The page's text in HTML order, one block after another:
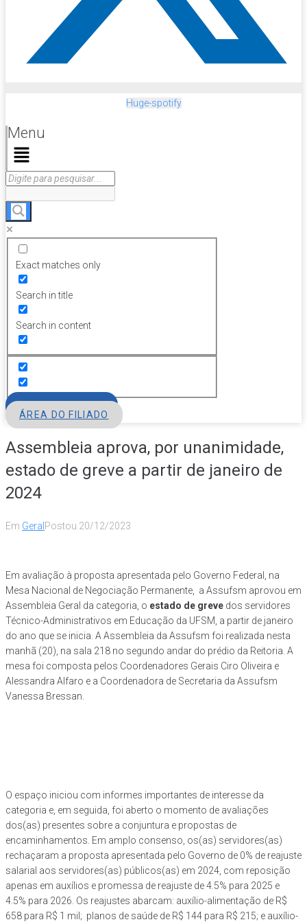
Huge-spotify
Menu
Exact matches only
Search in title
Search in content
ÁREA DO FILIADO
Assembleia aprova, por unanimidade,
estado de greve a partir de janeiro de
2024
Em GeralPostou 20/12/2023
Em avaliação à proposta apresentada pelo Governo Federal, na
Mesa Nacional de Negociação Permanente, a Assufsm aprovou em
Assembleia Geral da categoria, o estado de greve dos servidores
Técnico-Administrativos em Educação da UFSM, a partir de janeiro
do ano que se inicia. A Assembleia da Assufsm foi realizada nesta
manhã (20), na sala 218 no segundo andar do prédio da Reitoria. A
mesa foi composta pelos Coordenadores Gerais Ciro Oliveira e
Alessandra Alfaro e a Coordenadora de Secretaria da Assufsm
Vanessa Bressan.
O espaço iniciou com informes importantes de interesse da
categoria e, em seguida, foi aberto o momento de avaliações
dos(as) presentes sobre a conjuntura e propostas de
encaminhamentos. Em amplo consenso, os(as) servidores(as)
rechaçaram a proposta apresentada pelo Governo de 0% de reajuste
salarial aos servidores(as) públicos(as) em 2024, com reposição
apenas em auxílios e promessa de reajuste de 4.5% para 2025 e
4.5% para 2026. Os reajustes abarcam: auxílio-alimentação de R$
658 para R$ 1 mil; planos de saúde de R$ 144 para R$ 215; e auxílio-